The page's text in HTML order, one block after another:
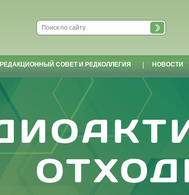
РЕДАКЦИОННЫЙ СОВЕТ И РЕДКОЛЛЕГИЯ НОВОСТИ